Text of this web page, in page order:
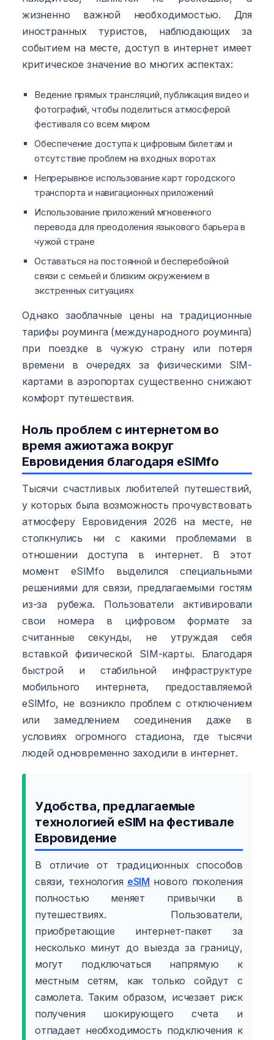
жизненно важной необходимостью. Для
иностранных туристов, наблюдающих за
событием на месте, доступ в интернет имеет
критическое значение во многих аспектах:
Ведение прямых трансляций, публикация видео и
фотографий, чтобы поделиться атмосферой
фестиваля со всем миром
Обеспечение доступа к цифровым билетам и
отсутствие проблем на входных воротах
Непрерывное использование карт городского
транспорта и навигационных приложений
Использование приложений мгновенного
перевода для преодоления языкового барьера в
чужой стране
Оставаться на постоянной и бесперебойной
связи с семьей и близким окружением в
экстренных ситуациях
Однако заоблачные цены на традиционные
тарифы роуминга (международного роуминга)
при поездке в чужую страну или потеря
времени в очередях за физическими SIM-
картами в аэропортах существенно снижают
комфорт путешествия.
Ноль проблем с интернетом во
время ажиотажа вокруг
Евровидения благодаря eSIMfo
Тысячи счастливых любителей путешествий,
у которых была возможность прочувствовать
атмосферу Евровидения 2026 на месте, не
столкнулись ни с какими проблемами в
отношении доступа в интернет. В этот
момент eSIMfo выделился специальными
решениями для связи, предлагаемыми гостям
из-за рубежа. Пользователи активировали
свои номера в цифровом формате за
считанные секунды, не утруждая себя
вставкой физической SIM-карты. Благодаря
быстрой и стабильной инфраструктуре
мобильного интернета, предоставляемой
eSIMfo, не возникло проблем с отключением
или замедлением соединения даже в
условиях огромного стадиона, где тысячи
людей одновременно заходили в интернет.
Удобства, предлагаемые
технологией eSIM на фестивале
Евровидение
В отличие от традиционных способов
связи, технология eSIM нового поколения
полностью меняет привычки в
путешествиях. Пользователи,
приобретающие интернет-пакет за
несколько минут до выезда за границу,
могут подключаться напрямую к
местным сетям, как только сойдут с
самолета. Таким образом, исчезает риск
получения шокирующего счета и
отпадает необходимость подключения к